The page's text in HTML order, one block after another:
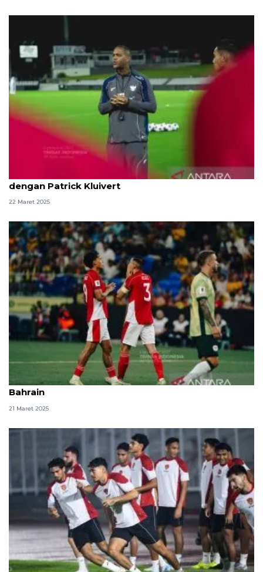
Manajer timnas minta masyarakat bersabar
dengan Patrick Kluivert
22 Maret 2025
Patrick Kluivert: Kami akan habis-habisan melawan
Bahrain
21 Maret 2025